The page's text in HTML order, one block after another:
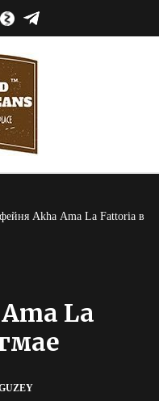
PINTEREST
ЯНДЕКСTELEGRAM
World
Coffee
Akha Ama La Fattoria в
La